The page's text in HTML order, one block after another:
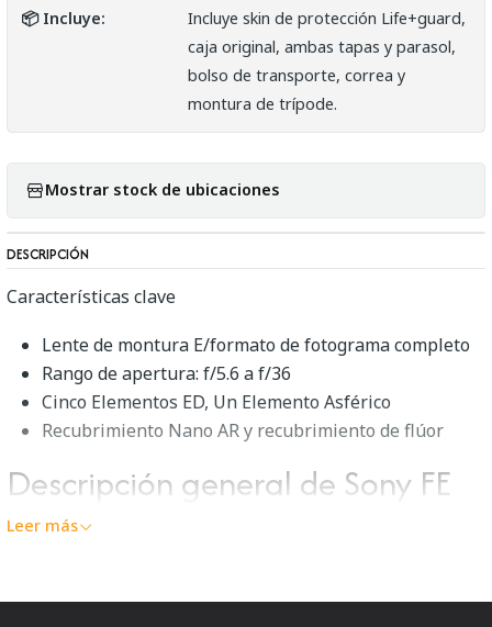
📦 Incluye:
Incluye skin de protección Life+guard,
caja original, ambas tapas y parasol,
bolso de transporte, correa y
montura de trípode.
Mostrar stock de ubicaciones
DESCRIPCIÓN
Características clave
Lente de montura E/formato de fotograma completo
Rango de apertura: f/5.6 a f/36
Cinco Elementos ED, Un Elemento Asférico
Recubrimiento Nano AR y recubrimiento de flúor
Descripción general de Sony FE
200-600mm f/5.6-6.3 G OSS
Leer más